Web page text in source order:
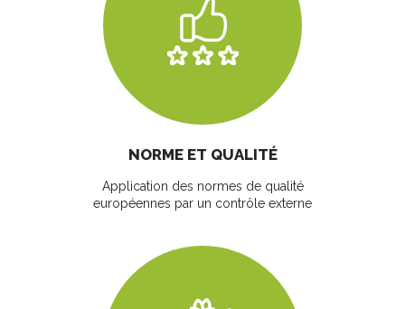
NORME ET QUALITÉ
Application des normes de qualité
européennes par un contrôle externe